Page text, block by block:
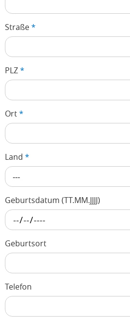
Straße*
PLZ*
Ort*
Land *
---
Geburtsdatum (TT.MM.JJJJ)
Geburtsort
Telefon